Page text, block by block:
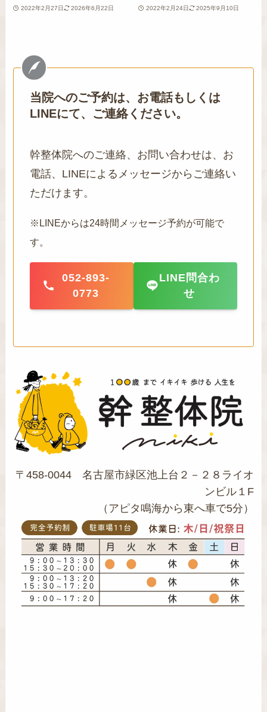
2022年2月27日 2026年6月22日 2022年2月24日 2025年9月10日
当院へのご予約は、お電話もしくは
LINEにて、ご連絡ください。
幹整体院へのご連絡、お問い合わせは、お
電話、LINEによるメッセージからご連絡い
ただけます。
※LINEからは24時間メッセージ予約が可能で
す。
052-893-
0773
LINE問合わ
せ
〒458-0044 名古屋市緑区池上台２－２８ライオ
ンビル１F
（アピタ鳴海から東へ車で5分）